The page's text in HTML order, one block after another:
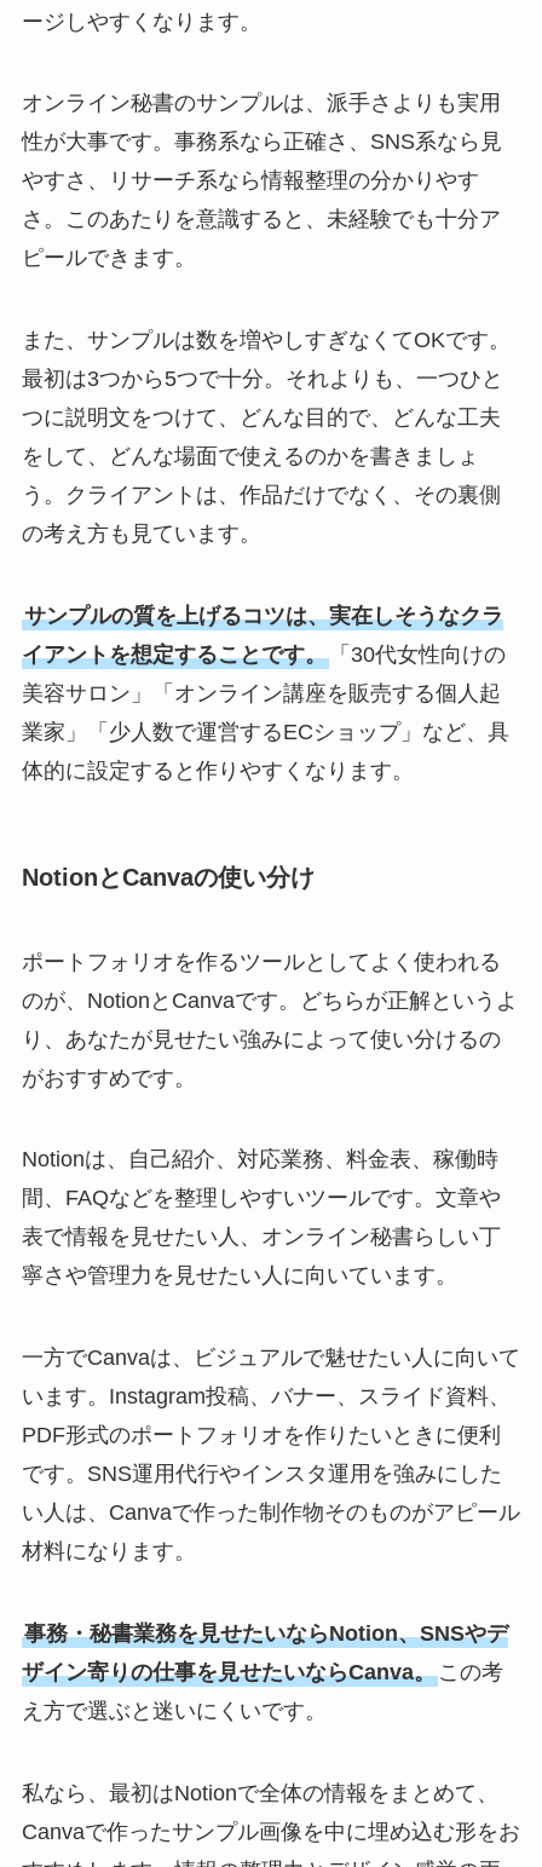
ージしやすくなります。
オンライン秘書のサンプルは、派手さよりも実用
性が大事です。事務系なら正確さ、SNS系なら見
やすさ、リサーチ系なら情報整理の分かりやす
さ。このあたりを意識すると、未経験でも十分ア
ピールできます。
また、サンプルは数を増やしすぎなくてOKです。
最初は3つから5つで十分。それよりも、一つひと
つに説明文をつけて、どんな目的で、どんな工夫
をして、どんな場面で使えるのかを書きましょ
う。クライアントは、作品だけでなく、その裏側
の考え方も見ています。
サンプルの質を上げるコツは、実在しそうなクラ
イアントを想定することです。「30代女性向けの
美容サロン」「オンライン講座を販売する個人起
業家」「少人数で運営するECショップ」など、具
体的に設定すると作りやすくなります。
NotionとCanvaの使い分け
ポートフォリオを作るツールとしてよく使われる
のが、NotionとCanvaです。どちらが正解というよ
り、あなたが見せたい強みによって使い分けるの
がおすすめです。
Notionは、自己紹介、対応業務、料金表、稼働時
間、FAQなどを整理しやすいツールです。文章や
表で情報を見せたい人、オンライン秘書らしい丁
寧さや管理力を見せたい人に向いています。
一方でCanvaは、ビジュアルで魅せたい人に向いて
います。Instagram投稿、バナー、スライド資料、
PDF形式のポートフォリオを作りたいときに便利
です。SNS運用代行やインスタ運用を強みにした
い人は、Canvaで作った制作物そのものがアピール
材料になります。
事務・秘書業務を見せたいならNotion、SNSやデ
ザイン寄りの仕事を見せたいならCanva。この考
え方で選ぶと迷いにくいです。
私なら、最初はNotionで全体の情報をまとめて、
Canvaで作ったサンプル画像を中に埋め込む形をお